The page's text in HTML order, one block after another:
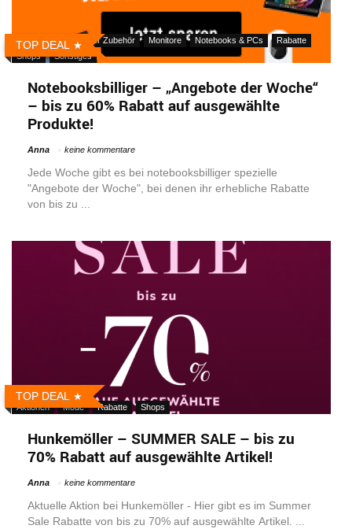
TOP DEAL
Aktionen Computer Zubehör Monitore Notebooks & PCs
Rabatte
Shops
Sonstiges
Notebooksbilliger – „Angebote der Woche“
– bis zu 60% Rabatt auf ausgewählte
Produkte!
Anna keine kommentare
Jede Woche gibt es bei notebooksbilliger spezielle
"Angebote der Woche", bei denen ihr erhebliche Rabatte
von bis zu ...
TOP DEAL
Aktionen Mode Rabatte Shops
Hunkemöller – SUMMER SALE – bis zu
70% Rabatt auf ausgewählte Artikel!
Anna keine kommentare
Aktuelle Aktion bei Hunkemöller - Hier gibt es im Summer
Sale Rabatte von bis zu 70% auf ausgewählte Artikel. ...